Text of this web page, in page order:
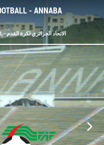
- ANNABA
FÉDÉRATION ALGÉRIENNE DE FOOTBALL - الاتحاد الجزائري لكرة القدم